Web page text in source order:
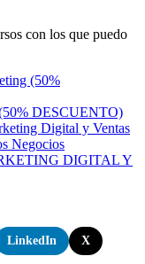
con los que puedo
(50%
DESCUENTO)
Digital y Ventas
Negocios
DIGITAL Y
LinkedIn X